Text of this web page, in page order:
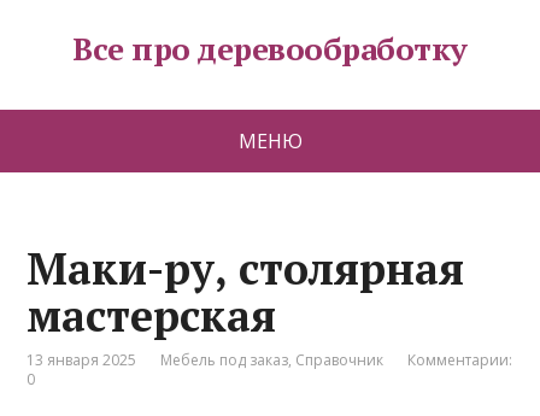
Все про деревообработку
МЕНЮ
Маки-ру, столярная
мастерская
13 января 2025 Мебель под заказ, Справочник
Комментарии:
0